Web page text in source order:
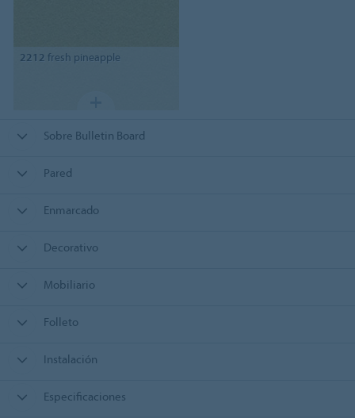
2212 fresh pineapple
Sobre Bulletin Board
Pared
Enmarcado
Decorativo
Mobiliario
Folleto
Instalación
Especificaciones